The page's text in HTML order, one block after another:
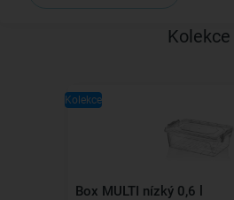
Kolekce
Kolekce
Box MULTI nízký 0,6 l